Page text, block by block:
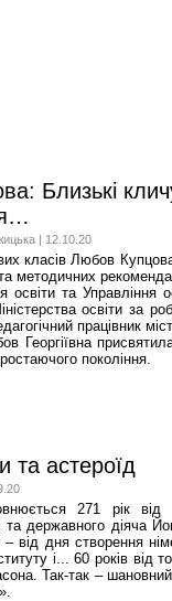
Близькі
| 12.10.20
класів Любов
методичних
освіти та Управління
освіти за
працівник
покоління.
та астероїд
271 рік від
та державного діяча
дня створення
і... 60 років від
Так-так –